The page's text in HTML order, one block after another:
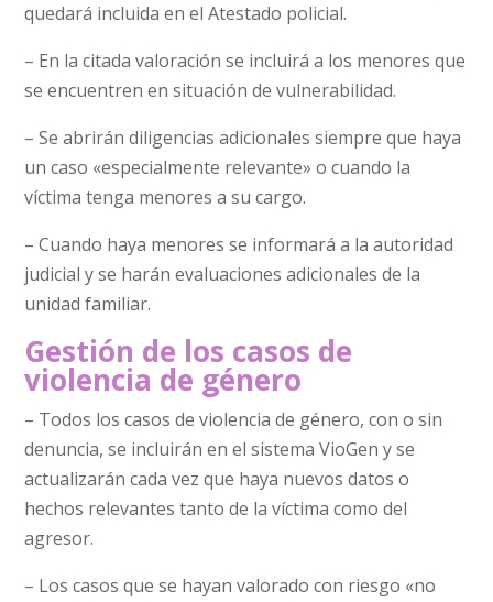
quedará incluida en el Atestado policial.
– En la citada valoración se incluirá a los menores que
se encuentren en situación de vulnerabilidad.
– Se abrirán diligencias adicionales siempre que haya
un caso «especialmente relevante» o cuando la
víctima tenga menores a su cargo.
– Cuando haya menores se informará a la autoridad
judicial y se harán evaluaciones adicionales de la
unidad familiar.
Gestión de los casos de
violencia de género
– Todos los casos de violencia de género, con o sin
denuncia, se incluirán en el sistema VioGen y se
actualizarán cada vez que haya nuevos datos o
hechos relevantes tanto de la víctima como del
agresor.
– Los casos que se hayan valorado con riesgo «no